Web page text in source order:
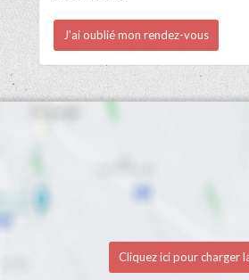
J'ai oublié mon rendez-vous
Cliquez ici pour charger